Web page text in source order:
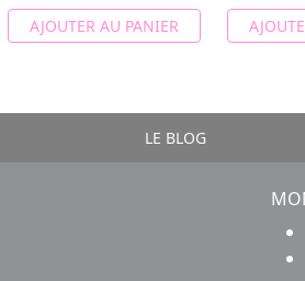
AJOUTER AU PANIER
LE BLOG